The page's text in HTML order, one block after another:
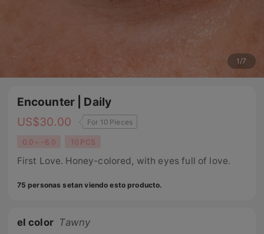
1 /7
Encounter | Daily
US$30.00 For 10 Pieces
0.0 ~ -6.0 10 PCS
First Love. Honey-colored, with eyes full of love.
75 personas setan viendo esto producto.
el color Tawny